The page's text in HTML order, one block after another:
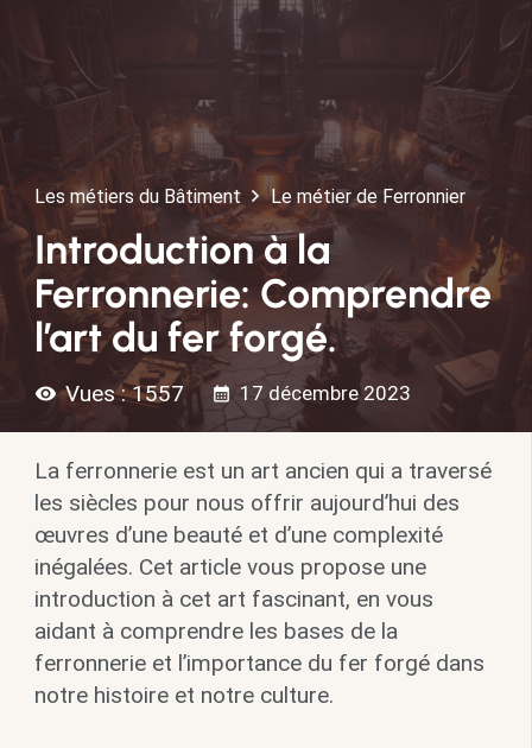
Les métiers du Bâtiment Le métier de Ferronnier
Introduction à la
Ferronnerie: Comprendre
l’art du fer forgé.
visibility Vues :1557 calendar_month 17 décembre 2023
La ferronnerie est un art ancien qui a traversé
les siècles pour nous offrir aujourd’hui des
œuvres d’une beauté et d’une complexité
inégalées. Cet article vous propose une
introduction à cet art fascinant, en vous
aidant à comprendre les bases de la
ferronnerie et l’importance du fer forgé dans
notre histoire et notre culture.